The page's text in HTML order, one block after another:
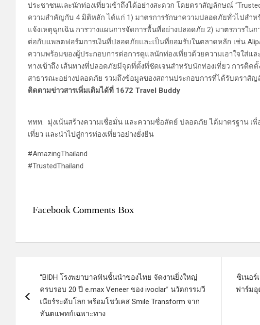
ประชาชนและนักท่องเที่ยวเข้าถึงได้อย่างสะดวก โดยตราสัญลักษณ์
ความสำคัญกับ 4 มิติหลัก ได้แก่ 1) มาตรการรักษาความปลอดภัยทั่วไปสำห
แจ้งเหตุฉุกเฉิน การวางแผนการจัดการพื้นที่อย่างปลอดภัย 2) มาตรการใน
ต่อกับแพลตฟอร์มการเงินที่ปลอดภัยและเป็นที่ยอมรับในตลาดหลัก เช่น
ความพร้อมของผู้ประกอบการต่อการดูแลนักท่องเที่ยวด้วยความเอาใจใส่แ
ทางเข้าถึง เส้นทางที่ปลอดภัยมีจุดที่ตั้งที่ชัดเจนสำหรับนักท่องเที่ยว การติ
สาธารณะอย่างปลอดภัย รวมถึงข้อมูลของสถานประกอบการที่ได้รับตราสั
ติดตามข่าวสารเพิ่มเติมได้ที่ 1672 Travel Buddy
ททท. มุ่งเน้นสร้างความเชื่อมั่น และความซื่อสัตย์ ปลอดภัย ได้มาตรฐาน เ
เที่ยว และนำไปสู่การท่องเที่ยวอย่างยั่งยืน
#AmazingThailand
#TrustedThailand
Facebook Comments Box
“BIDH โรงพยาบาลฟันชั้นนำของไทย จัดงานยิ่งใหญ่
ครบรอบ 20 ปี e.max Veneer ของ ivoclar” นวัตกรรมวี
เนียร์ระดับโลก พร้อมโชว์เคส Smile Transform จาก
ทันตแพทย์เฉพาะทาง
ซิเนอร์
ฟาร์มอุ